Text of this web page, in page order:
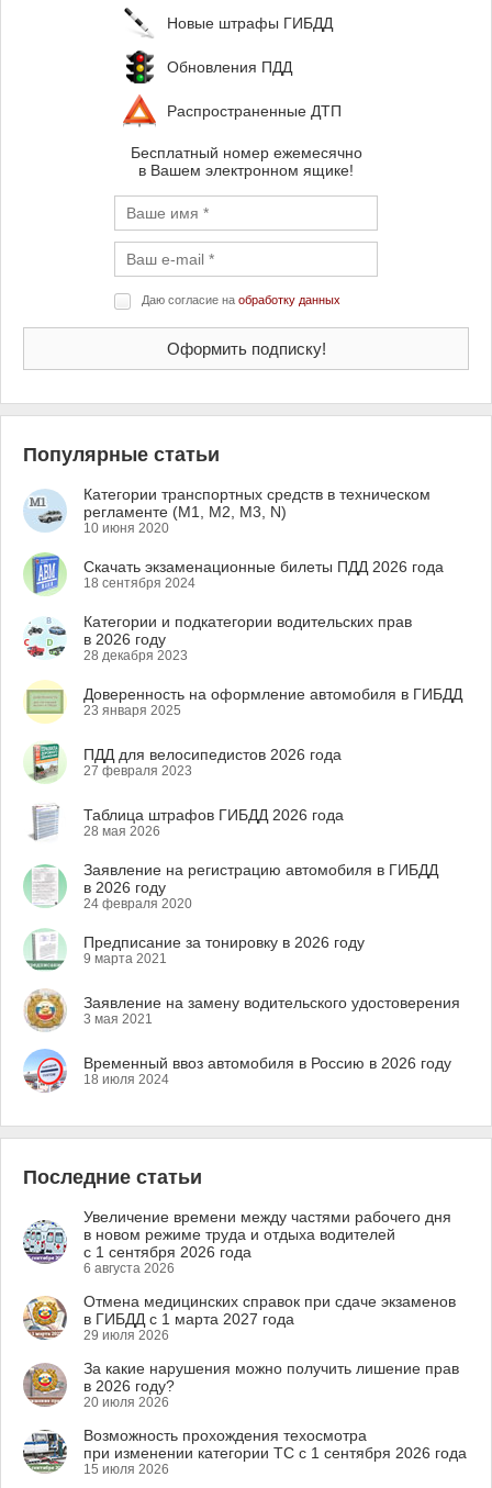
Новые штрафы ГИБДД
Обновления ПДД
Распространенные ДТП
Бесплатный номер ежемесячно
в Вашем электронном ящике!
Даю согласие на обработку данных
Популярные статьи
Категории транспортных средств в техническом
регламенте (M1, M2, M3, N)
10 июня 2020
Скачать экзаменационные билеты ПДД 2026 года
18 сентября 2024
Категории и подкатегории водительских прав
в 2026 году
28 декабря 2023
Доверенность на оформление автомобиля в ГИБДД
23 января 2025
ПДД для велосипедистов 2026 года
27 февраля 2023
Таблица штрафов ГИБДД 2026 года
28 мая 2026
Заявление на регистрацию автомобиля в ГИБДД
в 2026 году
24 февраля 2020
Предписание за тонировку в 2026 году
9 марта 2021
Заявление на замену водительского удостоверения
3 мая 2021
Временный ввоз автомобиля в Россию в 2026 году
18 июля 2024
Последние статьи
Увеличение времени между частями рабочего дня
в новом режиме труда и отдыха водителей
с 1 сентября 2026 года
6 августа 2026
Отмена медицинских справок при сдаче экзаменов
в ГИБДД с 1 марта 2027 года
29 июля 2026
За какие нарушения можно получить лишение прав
в 2026 году?
20 июля 2026
Возможность прохождения техосмотра
при изменении категории ТС с 1 сентября 2026 года
15 июля 2026